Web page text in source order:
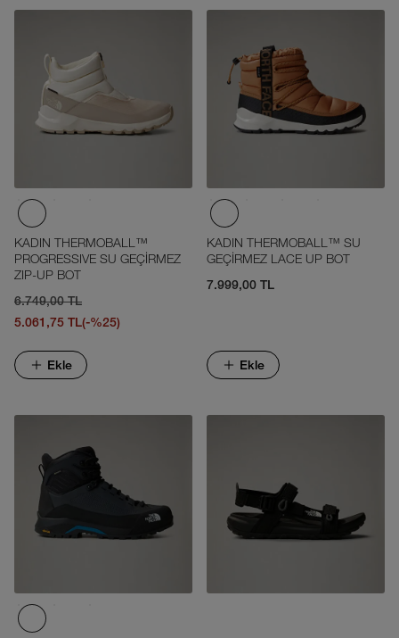
KADIN THERMOBALL™
PROGRESSIVE SU GEÇİRMEZ
ZIP-UP BOT
6.749,00 TL
5.061,75 TL(-%25)
Ekle
KADIN THERMOBALL™ SU
GEÇİRMEZ LACE UP BOT
7.999,00 TL
Ekle